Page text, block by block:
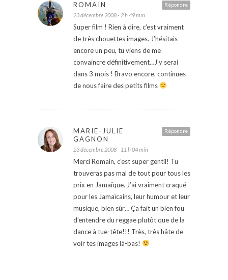
Répondre
ROMAIN
23 décembre 2008 - 2 h 49 min
Super film ! Rien à dire, c’est vraiment
de très chouettes images. J’hésitais
encore un peu, tu viens de me
convaincre définitivement…J’y serai
dans 3 mois ! Bravo encore, continues
de nous faire des petits films
Répondre
MARIE-JULIE
GAGNON
23 décembre 2008 - 11 h 04 min
Merci Romain, c’est super gentil! Tu
trouveras pas mal de tout pour tous les
prix en Jamaïque. J’ai vraiment craqué
pour les Jamaïcains, leur humour et leur
musique, bien sûr… Ça fait un bien fou
d’entendre du reggae plutôt que de la
dance à tue-tête!!! Très, très hâte de
voir tes images là-bas!